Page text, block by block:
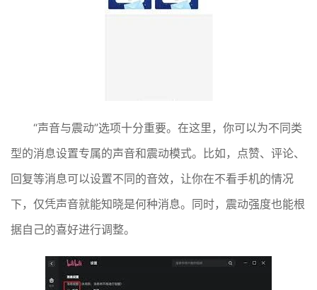
“声音与震动”选项十分重要。在这里，你可以为不同类
型的消息设置专属的声音和震动模式。比如，点赞、评论、
回复等消息可以设置不同的音效，让你在不看手机的情况
下，仅凭声音就能知晓是何种消息。同时，震动强度也能根
据自己的喜好进行调整。